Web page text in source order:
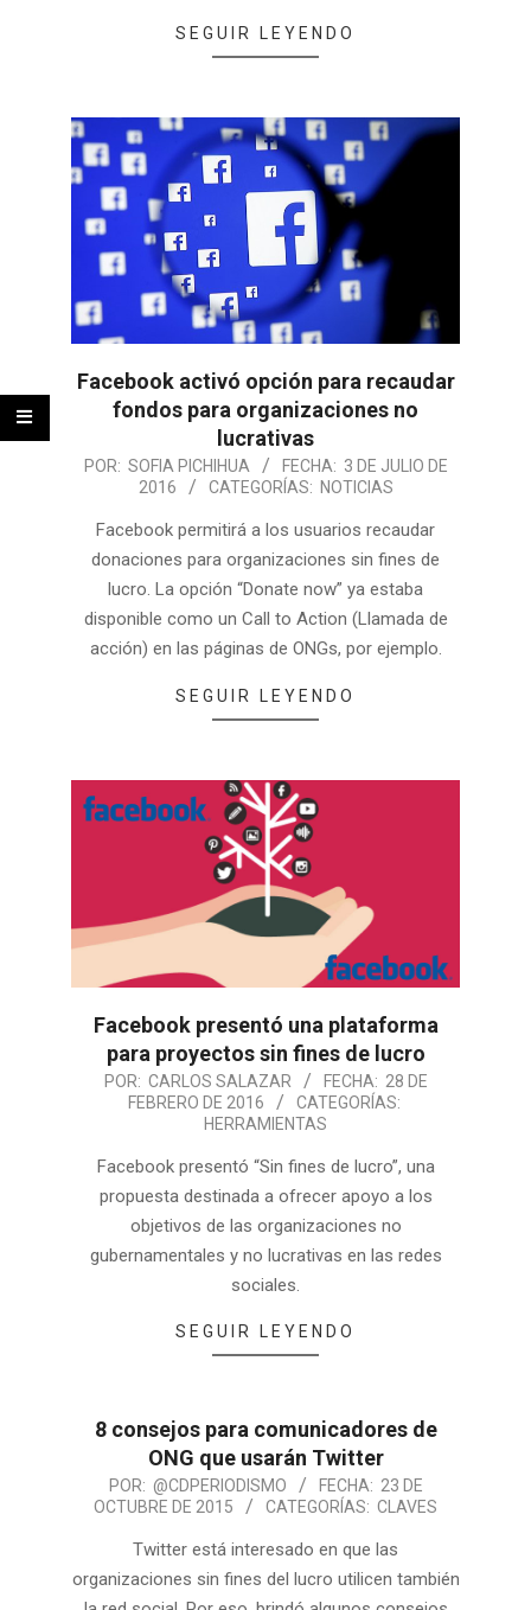
SEGUIR LEYENDO
Facebook activó opción para recaudar
fondos para organizaciones no
lucrativas
POR: SOFIA PICHIHUA FECHA: 3 DE JULIO DE
2016
CATEGORÍAS: NOTICIAS
Facebook permitirá a los usuarios recaudar
donaciones para organizaciones sin fines de
lucro. La opción “Donate now” ya estaba
disponible como un Call to Action (Llamada de
acción) en las páginas de ONGs, por ejemplo.
SEGUIR LEYENDO
Facebook presentó una plataforma
para proyectos sin fines de lucro
POR: CARLOS SALAZAR FECHA: 28 DE
FEBRERO DE 2016
CATEGORÍAS:
HERRAMIENTAS
Facebook presentó “Sin fines de lucro”, una
propuesta destinada a ofrecer apoyo a los
objetivos de las organizaciones no
gubernamentales y no lucrativas en las redes
sociales.
SEGUIR LEYENDO
8 consejos para comunicadores de
ONG que usarán Twitter
POR: @CDPERIODISMO FECHA: 23 DE
OCTUBRE DE 2015
CATEGORÍAS: CLAVES
Twitter está interesado en que las
organizaciones sin fines del lucro utilicen también